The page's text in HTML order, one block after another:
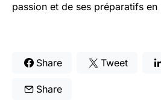
passion et de ses préparatifs en
Share Tweet
Share